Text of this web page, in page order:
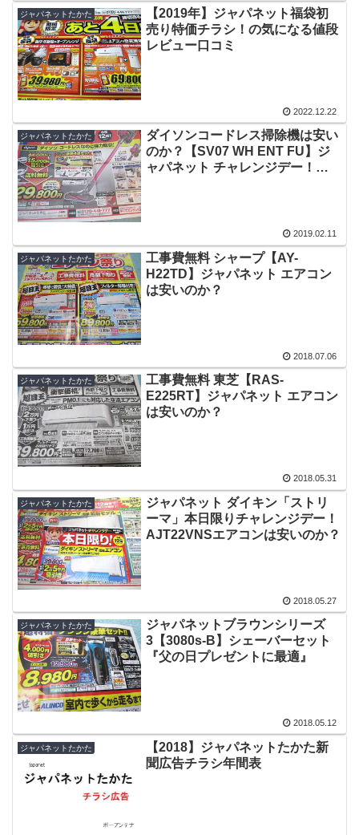
ジャパネットたかた
【2019年】ジャパネット福袋初
売り特価チラシ！の気になる値段
レビュー口コミ
2022.12.22
ジャパネットたかた
ダイソンコードレス掃除機は安い
のか？【SV07 WH ENT FU】ジ
ャパネット チャレンジデー！本
2019.02.11
ジャパネットたかた
工事費無料 シャープ【AY-
H22TD】ジャパネット エアコン
は安いのか？
2018.07.06
ジャパネットたかた
工事費無料 東芝【RAS-
E225RT】ジャパネット エアコン
は安いのか？
2018.05.31
ジャパネットたかた
ジャパネット ダイキン「ストリ
ーマ」本日限りチャレンジデー！
AJT22VNSエアコンは安いのか？
2018.05.27
ジャパネットたかた
ジャパネットブラウンシリーズ
3【3080s-B】シェーバーセット
『父の日プレゼントに最適』
2018.05.12
ジャパネットたかた
【2018】ジャパネットたかた新
聞広告チラシ年間表